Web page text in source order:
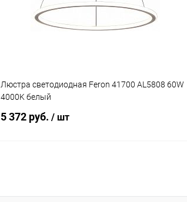
В избранное В наличии
Люстра светодиодная Feron 41700 AL5808 60W
4000K белый
5 372 руб. / шт
Купить в 1 клик Сравнение